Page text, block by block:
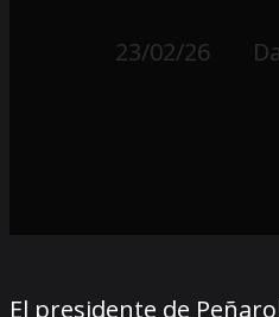
23/02/26
El presidente de